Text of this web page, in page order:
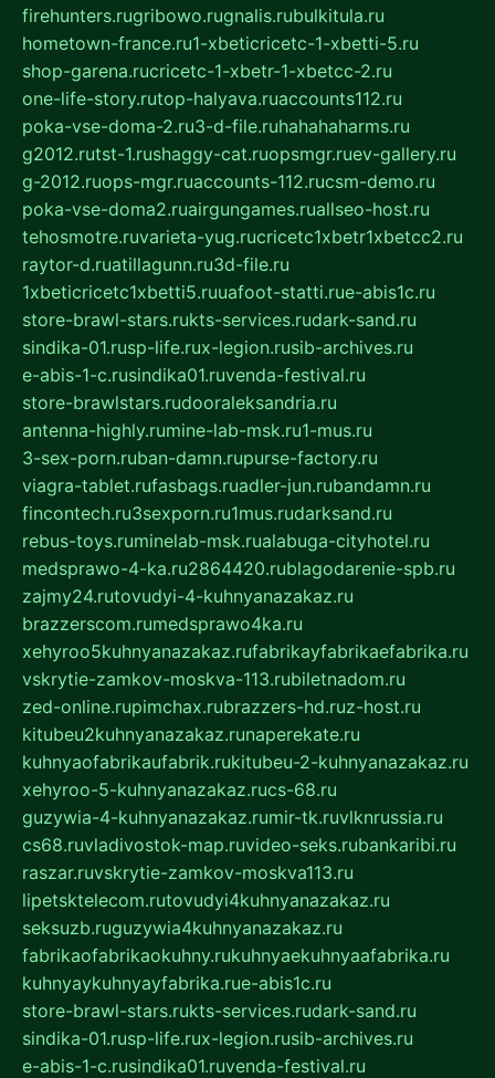
firehunters.rugribowo.rugnalis.rubulkitula.ru
hometown-france.ru1-xbeticricetc-1-xbetti-5.ru
shop-garena.rucricetc-1-xbetr-1-xbetcc-2.ru
one-life-story.rutop-halyava.ruaccounts112.ru
poka-vse-doma-2.ru3-d-file.ruhahahaharms.ru
g2012.rutst-1.rushaggy-cat.ruopsmgr.ruev-gallery.ru
g-2012.ruops-mgr.ruaccounts-112.rucsm-demo.ru
poka-vse-doma2.ruairgungames.ruallseo-host.ru
tehosmotre.ruvarieta-yug.rucricetc1xbetr1xbetcc2.ru
raytor-d.ruatillagunn.ru3d-file.ru
1xbeticricetc1xbetti5.ruuafoot-statti.rue-abis1c.ru
store-brawl-stars.rukts-services.rudark-sand.ru
sindika-01.rusp-life.rux-legion.rusib-archives.ru
e-abis-1-c.rusindika01.ruvenda-festival.ru
store-brawlstars.rudooraleksandria.ru
antenna-highly.rumine-lab-msk.ru1-mus.ru
3-sex-porn.ruban-damn.rupurse-factory.ru
viagra-tablet.rufasbags.ruadler-jun.rubandamn.ru
fincontech.ru3sexporn.ru1mus.rudarksand.ru
rebus-toys.ruminelab-msk.rualabuga-cityhotel.ru
medsprawo-4-ka.ru2864420.rublagodarenie-spb.ru
zajmy24.rutovudyi-4-kuhnyanazakaz.ru
brazzerscom.rumedsprawo4ka.ru
xehyroo5kuhnyanazakaz.rufabrikayfabrikaefabrika.ru
vskrytie-zamkov-moskva-113.rubiletnadom.ru
zed-online.rupimchax.rubrazzers-hd.ruz-host.ru
kitubeu2kuhnyanazakaz.runaperekate.ru
kuhnyaofabrikaufabrik.rukitubeu-2-kuhnyanazakaz.ru
xehyroo-5-kuhnyanazakaz.rucs-68.ru
guzywia-4-kuhnyanazakaz.rumir-tk.ruvlknrussia.ru
cs68.ruvladivostok-map.ruvideo-seks.rubankaribi.ru
raszar.ruvskrytie-zamkov-moskva113.ru
lipetsktelecom.rutovudyi4kuhnyanazakaz.ru
seksuzb.ruguzywia4kuhnyanazakaz.ru
fabrikaofabrikaokuhny.rukuhnyaekuhnyaafabrika.ru
kuhnyaykuhnyayfabrika.rue-abis1c.ru
store-brawl-stars.rukts-services.rudark-sand.ru
sindika-01.rusp-life.rux-legion.rusib-archives.ru
e-abis-1-c.rusindika01.ruvenda-festival.ru